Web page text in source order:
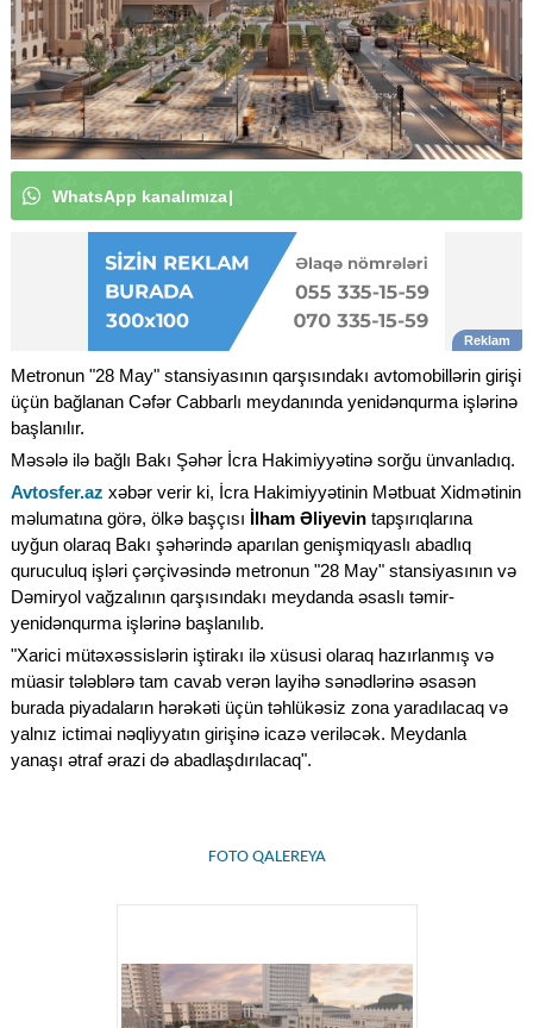
WhatsApp kanalımıza
Metronun "28 May" stansiyasının qarşısındakı avtomobillərin girişi
üçün bağlanan Cəfər Cabbarlı meydanında yenidənqurma işlərinə
başlanılır.
Məsələ ilə bağlı Bakı Şəhər İcra Hakimiyyətinə sorğu ünvanladıq.
Avtosfer.az xəbər verir ki, İcra Hakimiyyətinin Mətbuat Xidmətinin
məlumatına görə, ölkə başçısı İlham Əliyevin tapşırıqlarına
uyğun olaraq Bakı şəhərində aparılan genişmiqyaslı abadlıq
quruculuq işləri çərçivəsində metronun "28 May" stansiyasının və
Dəmiryol vağzalının qarşısındakı meydanda əsaslı təmir-
yenidənqurma işlərinə başlanılıb.
"Xarici mütəxəssislərin iştirakı ilə xüsusi olaraq hazırlanmış və
müasir tələblərə tam cavab verən layihə sənədlərinə əsasən
burada piyadaların hərəkəti üçün təhlükəsiz zona yaradılacaq və
yalnız ictimai nəqliyyatın girişinə icazə veriləcək. Meydanla
yanaşı ətraf ərazi də abadlaşdırılacaq".
FOTO QALEREYA